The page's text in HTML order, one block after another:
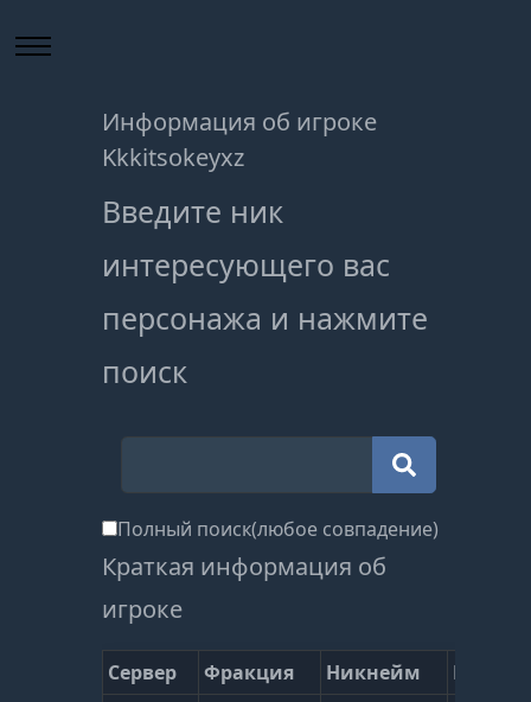
Информация об игроке
Kkkitsokeyxz
Введите ник
интересующего вас
персонажа и нажмите
поиск
Полный поиск(любое совпадение)
Краткая информация об
игроке
Сервер Фракция Никнейм